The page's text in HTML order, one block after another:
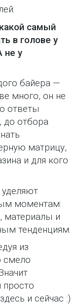
самый
в голове у
не у
байера —
много, он не
ответы
до отбора
матрицу,
и для кого
моментам:
материалы и
тенденциям.
из
смело
просто
и сейчас :)